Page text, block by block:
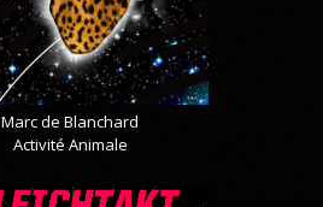
Marc de Blanchard
Activité Animale